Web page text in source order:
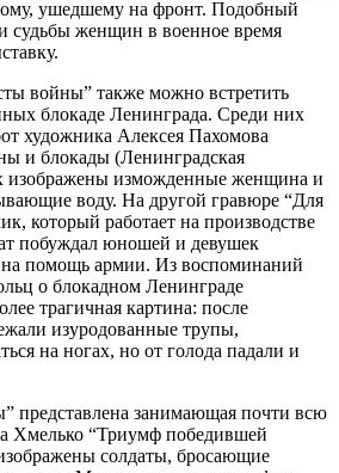
ушедшему на фронт. Подобный
судьбы женщин в военное время
войны” также можно встретить
блокаде Ленинграда. Среди них
художника Алексея Пахомова
и блокады (Ленинградская
изображены изможденные женщина и
воду. На другой гравюре “Для
который работает на производстве
побуждал юношей и девушек
на помощь армии. Из воспоминаний
о блокадном Ленинграде
трагичная картина: после
изуродованные трупы,
на ногах, но от голода падали и
представлена занимающая почти всю
Хмелько “Триумф победившей
солдаты, бросающие